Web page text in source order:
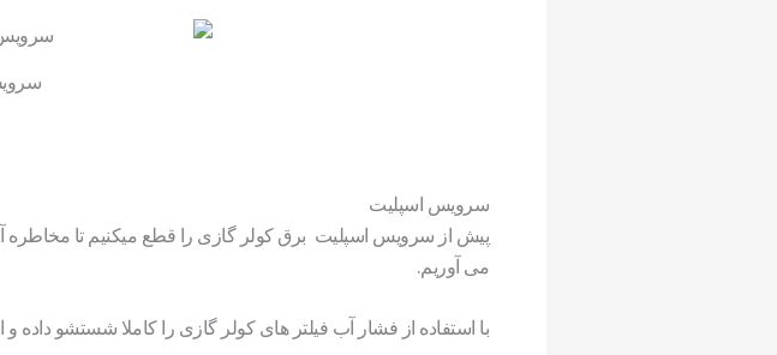
سرویس اسپلیت
پیش از سرویس اسپلیت برق کولر گازی را قطع میکنیم تا مخاطره
می آوریم.
با استفاده از فشار آب فیلتر های کولر گازی را کاملا شستشو داده